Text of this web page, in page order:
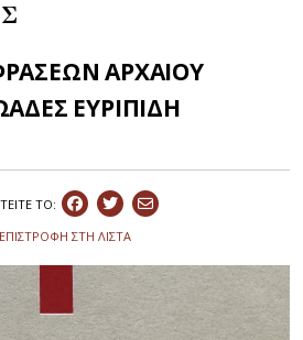
ΑΡΧΑΙΟΥ
ΕΥΡΙΠΙΔΗ
ΤΟ:
ΕΠΙΣΤΡΟΦΗ ΣΤΗ ΛΙΣΤΑ